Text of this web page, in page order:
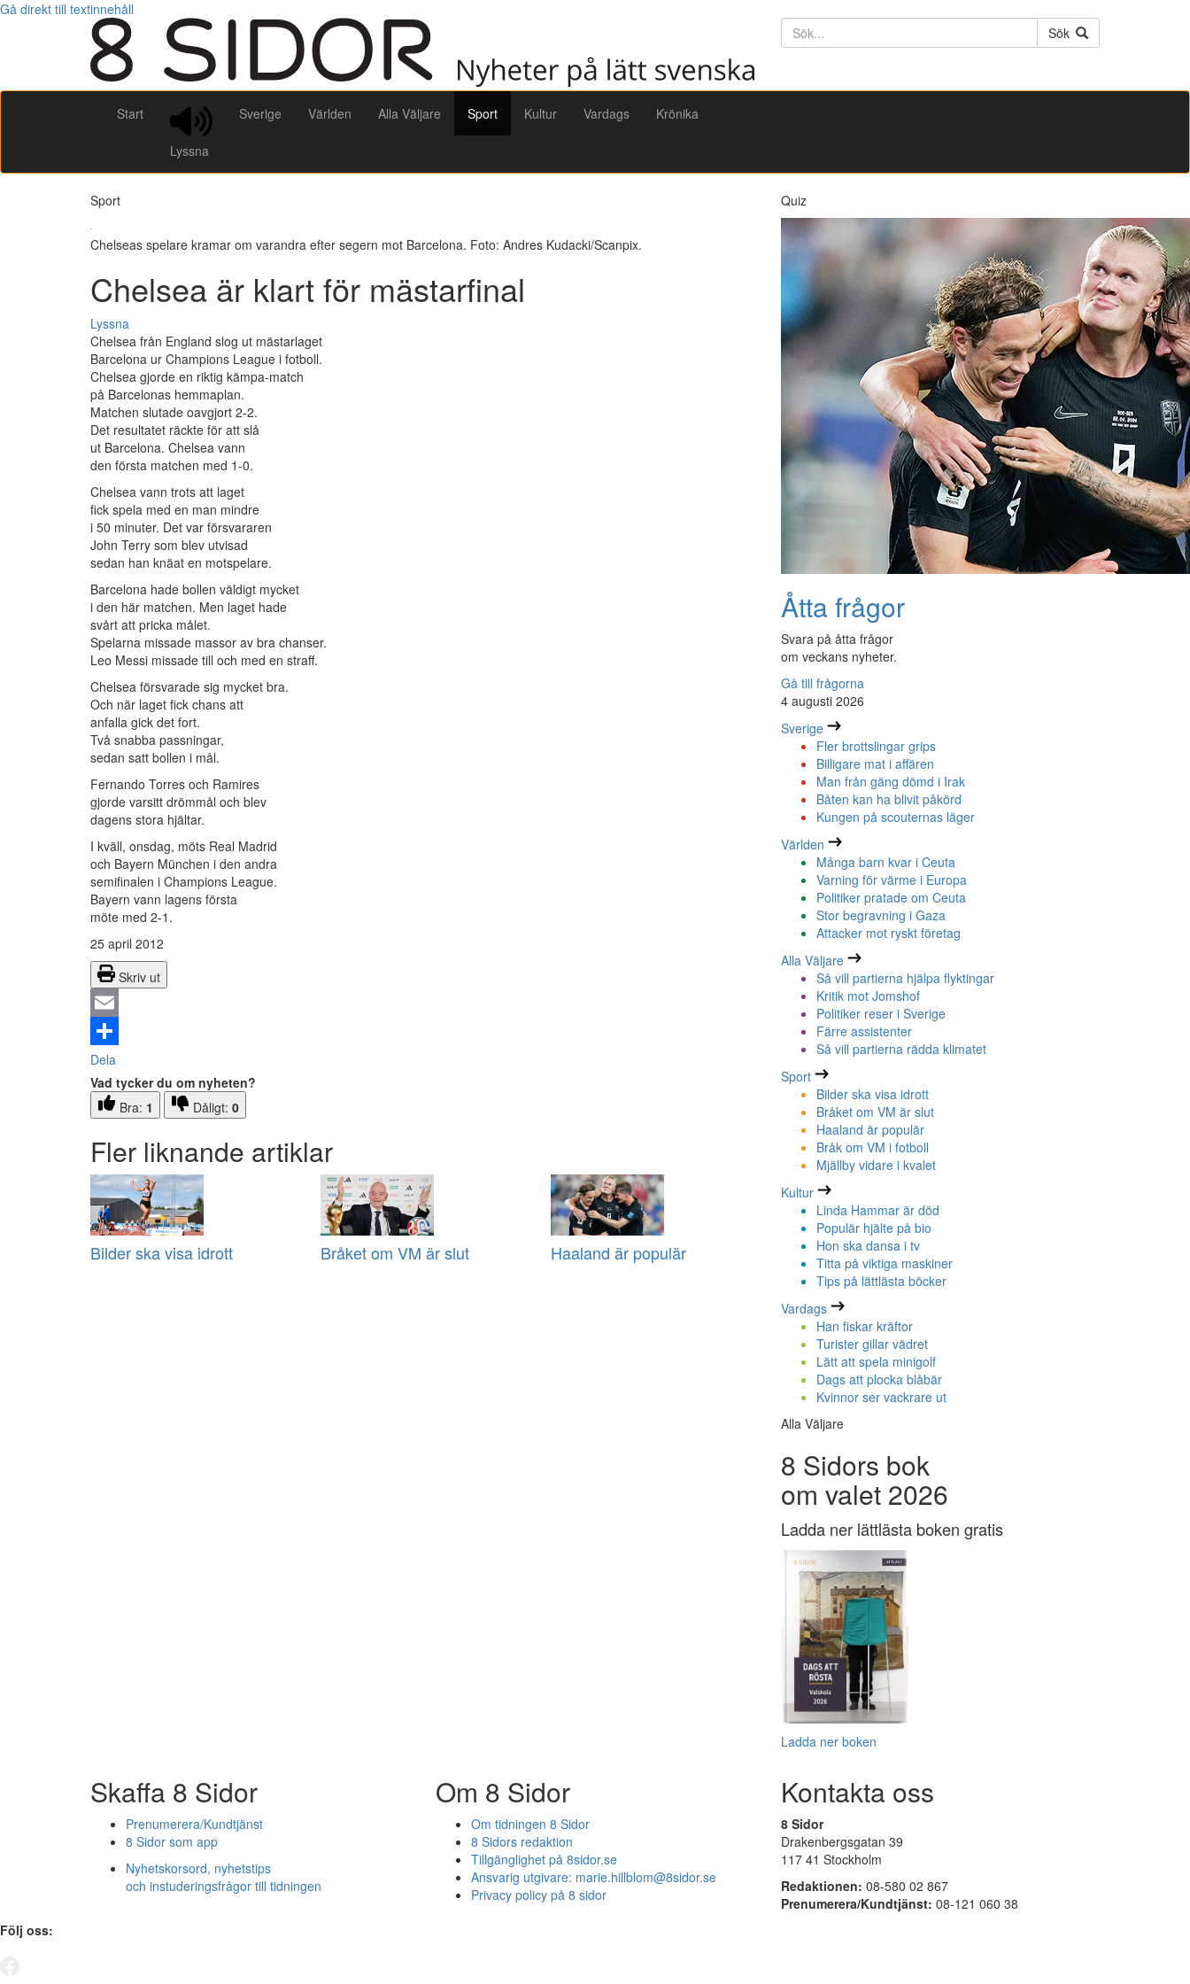
Gå direkt till textinnehåll
Söktext
Sök
Start
Lyssna
Sverige Världen Alla Väljare Sport Kultur Vardags Krönika
Sport
Chelseas spelare kramar om varandra efter segern mot Barcelona. Foto: Andres Kudacki/Scanpix.
Chelsea är klart för mästarfinal
Lyssna
Chelsea från England slog ut mästarlaget
Barcelona ur Champions League i fotboll.
Chelsea gjorde en riktig kämpa-match
på Barcelonas hemmaplan.
Matchen slutade oavgjort 2-2.
Det resultatet räckte för att slå
ut Barcelona. Chelsea vann
den första matchen med 1-0.
Chelsea vann trots att laget
fick spela med en man mindre
i 50 minuter. Det var försvararen
John Terry som blev utvisad
sedan han knäat en motspelare.
Barcelona hade bollen väldigt mycket
i den här matchen. Men laget hade
svårt att pricka målet.
Spelarna missade massor av bra chanser.
Leo Messi missade till och med en straff.
Chelsea försvarade sig mycket bra.
Och när laget fick chans att
anfalla gick det fort.
Två snabba passningar,
sedan satt bollen i mål.
Fernando Torres och Ramires
gjorde varsitt drömmål och blev
dagens stora hjältar.
I kväll, onsdag, möts Real Madrid
och Bayern München i den andra
semifinalen i Champions League.
Bayern vann lagens första
möte med 2-1.
25 april 2012
Skriv ut
Email
Dela
Vad tycker du om nyheten?
Bra: 1 Dåligt: 0
Fler liknande artiklar
Bilder ska visa idrott Bråket om VM är slut Haaland är populär
Quiz
Åtta frågor
Svara på åtta frågor
om veckans nyheter.
Gå till frågorna
4 augusti 2026
Sverige
Fler brottslingar grips
Billigare mat i affären
Man från gäng dömd i Irak
Båten kan ha blivit påkörd
Kungen på scouternas läger
Världen
Många barn kvar i Ceuta
Varning för värme i Europa
Politiker pratade om Ceuta
Stor begravning i Gaza
Attacker mot ryskt företag
Alla Väljare
Så vill partierna hjälpa flyktingar
Kritik mot Jomshof
Politiker reser i Sverige
Färre assistenter
Så vill partierna rädda klimatet
Sport
Bilder ska visa idrott
Bråket om VM är slut
Haaland är populär
Bråk om VM i fotboll
Mjällby vidare i kvalet
Kultur
Linda Hammar är död
Populär hjälte på bio
Hon ska dansa i tv
Titta på viktiga maskiner
Tips på lättlästa böcker
Vardags
Han fiskar kräftor
Turister gillar vädret
Lätt att spela minigolf
Dags att plocka blåbär
Kvinnor ser vackrare ut
Alla Väljare
8 Sidors bok
om valet 2026
Ladda ner lättlästa boken gratis
Ladda ner boken
Skaffa 8 Sidor
Prenumerera/Kundtjänst
8 Sidor som app
Nyhetskorsord, nyhetstips
och instuderingsfrågor till tidningen
Om 8 Sidor
Om tidningen 8 Sidor
8 Sidors redaktion
Tillgänglighet på 8sidor.se
Ansvarig utgivare: marie.hillblom@8sidor.se
Privacy policy på 8 sidor
Kontakta oss
8 Sidor
Drakenbergsgatan 39
117 41 Stockholm
Redaktionen: 08-580 02 867
Prenumerera/Kundtjänst: 08-121 060 38
Följ oss: